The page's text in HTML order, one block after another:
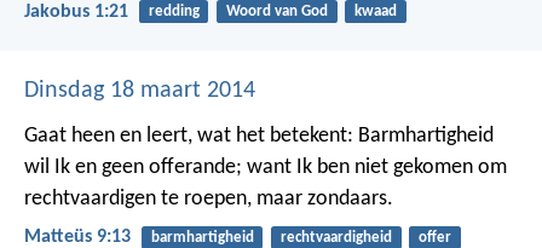
Jakobus 1:21 redding Woord van God kwaad
Dinsdag 18 maart 2014
Gaat heen en leert, wat het betekent: Barmhartigheid
wil Ik en geen offerande; want Ik ben niet gekomen om
rechtvaardigen te roepen, maar zondaars.
Matteüs 9:13 barmhartigheid rechtvaardigheid offer